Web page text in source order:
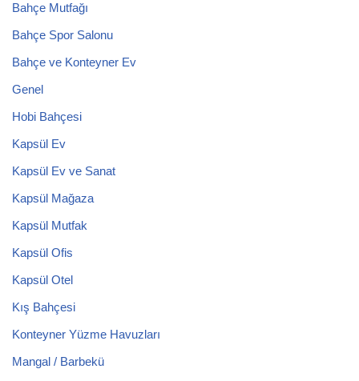
Bahçe Mutfağı
Bahçe Spor Salonu
Bahçe ve Konteyner Ev
Genel
Hobi Bahçesi
Kapsül Ev
Kapsül Ev ve Sanat
Kapsül Mağaza
Kapsül Mutfak
Kapsül Ofis
Kapsül Otel
Kış Bahçesi
Konteyner Yüzme Havuzları
Mangal / Barbekü